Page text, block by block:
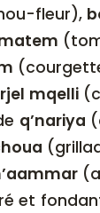
fleur),
mqelli
q’nariya
et